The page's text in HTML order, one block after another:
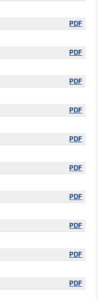
PDF
PDF
PDF
PDF
PDF
PDF
PDF
PDF
PDF
PDF